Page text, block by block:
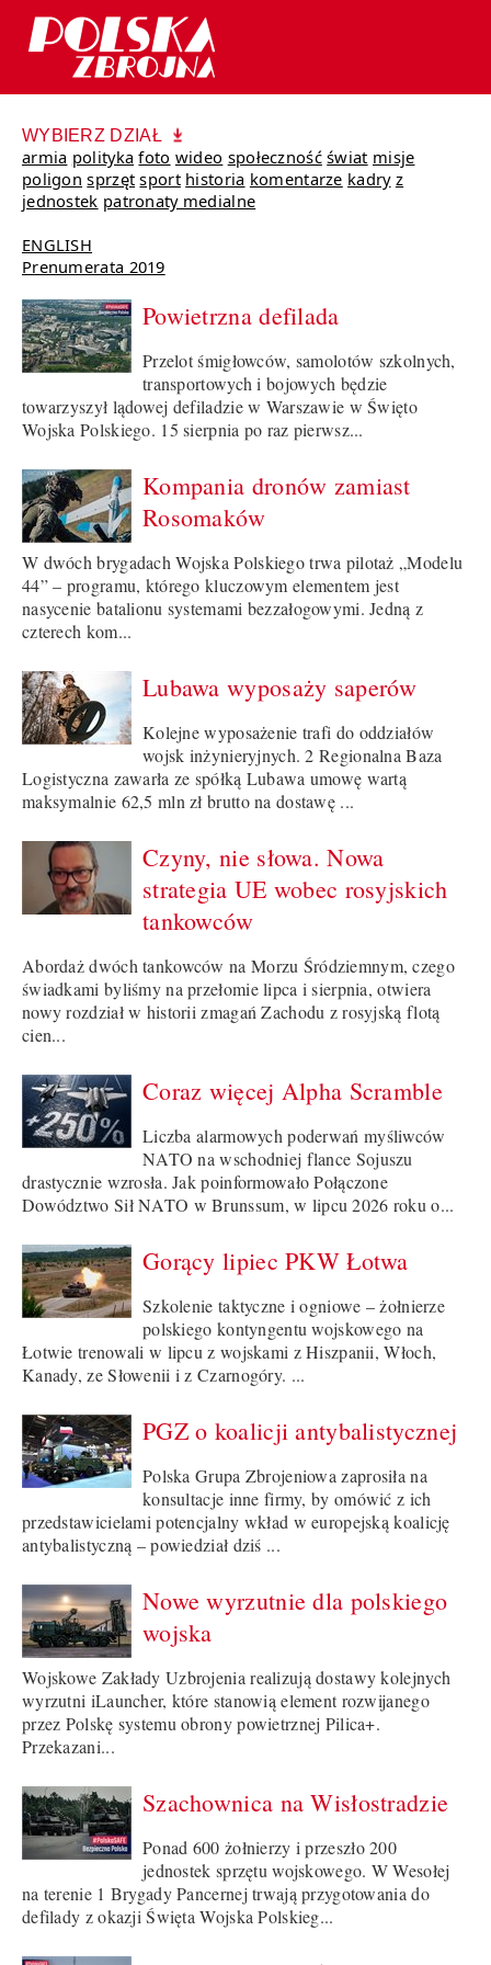
WYBIERZ DZIAŁ
armia polityka foto wideo społeczność świat misje
poligon sprzęt sport historia komentarze kadry z
jednostek patronaty medialne
ENGLISH
Prenumerata 2019
Powietrzna defilada
Przelot śmigłowców, samolotów szkolnych,
transportowych i bojowych będzie
towarzyszył lądowej defiladzie w Warszawie w Święto
Wojska Polskiego. 15 sierpnia po raz pierwsz...
Kompania dronów zamiast
Rosomaków
W dwóch brygadach Wojska Polskiego trwa pilotaż „Modelu
44” – programu, którego kluczowym elementem jest
nasycenie batalionu systemami bezzałogowymi. Jedną z
czterech kom...
Lubawa wyposaży saperów
Kolejne wyposażenie trafi do oddziałów
wojsk inżynieryjnych. 2 Regionalna Baza
Logistyczna zawarła ze spółką Lubawa umowę wartą
maksymalnie 62,5 mln zł brutto na dostawę ...
Czyny, nie słowa. Nowa
strategia UE wobec rosyjskich
tankowców
Abordaż dwóch tankowców na Morzu Śródziemnym, czego
świadkami byliśmy na przełomie lipca i sierpnia, otwiera
nowy rozdział w historii zmagań Zachodu z rosyjską flotą
cien...
Coraz więcej Alpha Scramble
Liczba alarmowych poderwań myśliwców
NATO na wschodniej flance Sojuszu
drastycznie wzrosła. Jak poinformowało Połączone
Dowództwo Sił NATO w Brunssum, w lipcu 2026 roku o...
Gorący lipiec PKW Łotwa
Szkolenie taktyczne i ogniowe – żołnierze
polskiego kontyngentu wojskowego na
Łotwie trenowali w lipcu z wojskami z Hiszpanii, Włoch,
Kanady, ze Słowenii i z Czarnogóry. ...
PGZ o koalicji antybalistycznej
Polska Grupa Zbrojeniowa zaprosiła na
konsultacje inne firmy, by omówić z ich
przedstawicielami potencjalny wkład w europejską koalicję
antybalistyczną – powiedział dziś ...
Nowe wyrzutnie dla polskiego
wojska
Wojskowe Zakłady Uzbrojenia realizują dostawy kolejnych
wyrzutni iLauncher, które stanowią element rozwijanego
przez Polskę systemu obrony powietrznej Pilica+.
Przekazani...
Szachownica na Wisłostradzie
Ponad 600 żołnierzy i przeszło 200
jednostek sprzętu wojskowego. W Wesołej
na terenie 1 Brygady Pancernej trwają przygotowania do
defilady z okazji Święta Wojska Polskieg...